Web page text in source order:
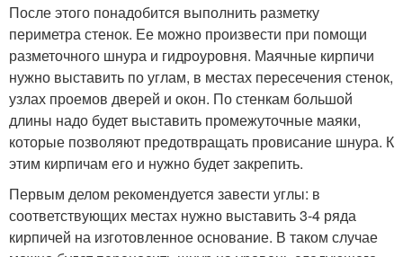
После этого понадобится выполнить разметку
периметра стенок. Ее можно произвести при помощи
разметочного шнура и гидроуровня. Маячные кирпичи
нужно выставить по углам, в местах пересечения стенок,
узлах проемов дверей и окон. По стенкам большой
длины надо будет выставить промежуточные маяки,
которые позволяют предотвращать провисание шнура. К
этим кирпичам его и нужно будет закрепить.
Первым делом рекомендуется завести углы: в
соответствующих местах нужно выставить 3-4 ряда
кирпичей на изготовленное основание. В таком случае